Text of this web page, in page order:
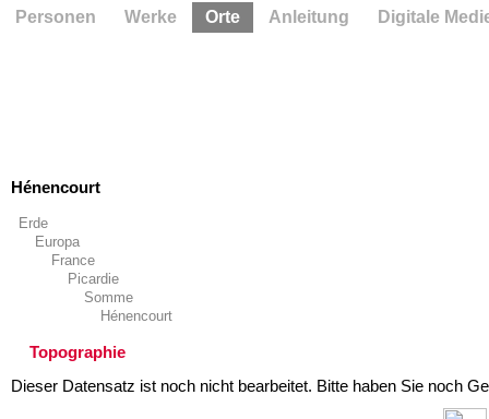
Hénencourt
Erde
Europa
France
Picardie
Somme
Hénencourt
Topographie
Dieser Datensatz ist noch nicht bearbeitet. Bitte haben Sie noch
Personen Werke Orte Anleitung Digitale